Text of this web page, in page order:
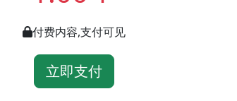
付费内容,支付可见
立即支付